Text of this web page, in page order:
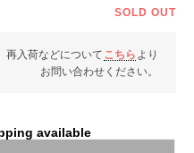
SOLD OUT
再入荷などについて こちら より
お問い合わせください。
available